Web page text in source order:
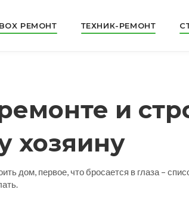
РЕМОНТ ТЕХНИК-РЕМОНТ
и
хозяину
дом, первое, что бросается в глаза –